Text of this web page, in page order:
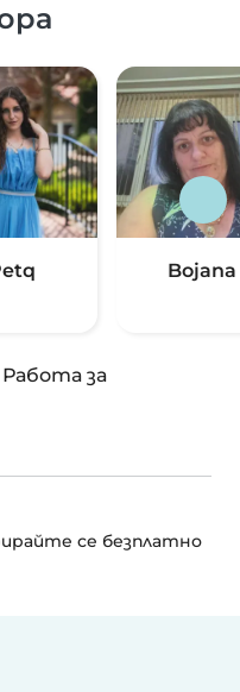
Bojana
Работа за
се безплатно